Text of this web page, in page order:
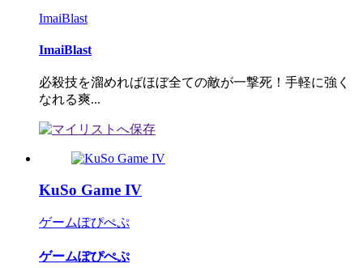
ImaiBlast
ImaiBlast
必殺技を溜めればほぼ全ての敵が一撃死！手軽に強く
なれる爽...
KuSo Game IV
ゲームぽぴぺぷ
ゲームぽぴぺぷ